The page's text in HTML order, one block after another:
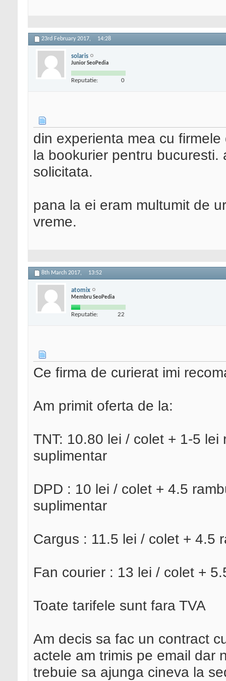
23rd February 2017, 14:28
solaris
Junior SeoPedia
Reputatie: 0
din experienta mea cu
la bookurier pentru
solicitata.
pana la ei eram multumit de
vreme.
8th March 2017, 13:52
atomix
Membru SeoPedia
Reputatie: 22
Ce firma de curierat imi
Am primit oferta de la:
TNT: 10.80 lei / colet + 1-5
suplimentar
DPD : 10 lei / colet + 4.5
suplimentar
Cargus : 11.5 lei / colet + 4.5
Fan courier : 13 lei / colet +
Toate tarifele sunt fara TVA
Am decis sa fac un contract
actele am trimis pe email dar
trebuie sa ajunga cineva la